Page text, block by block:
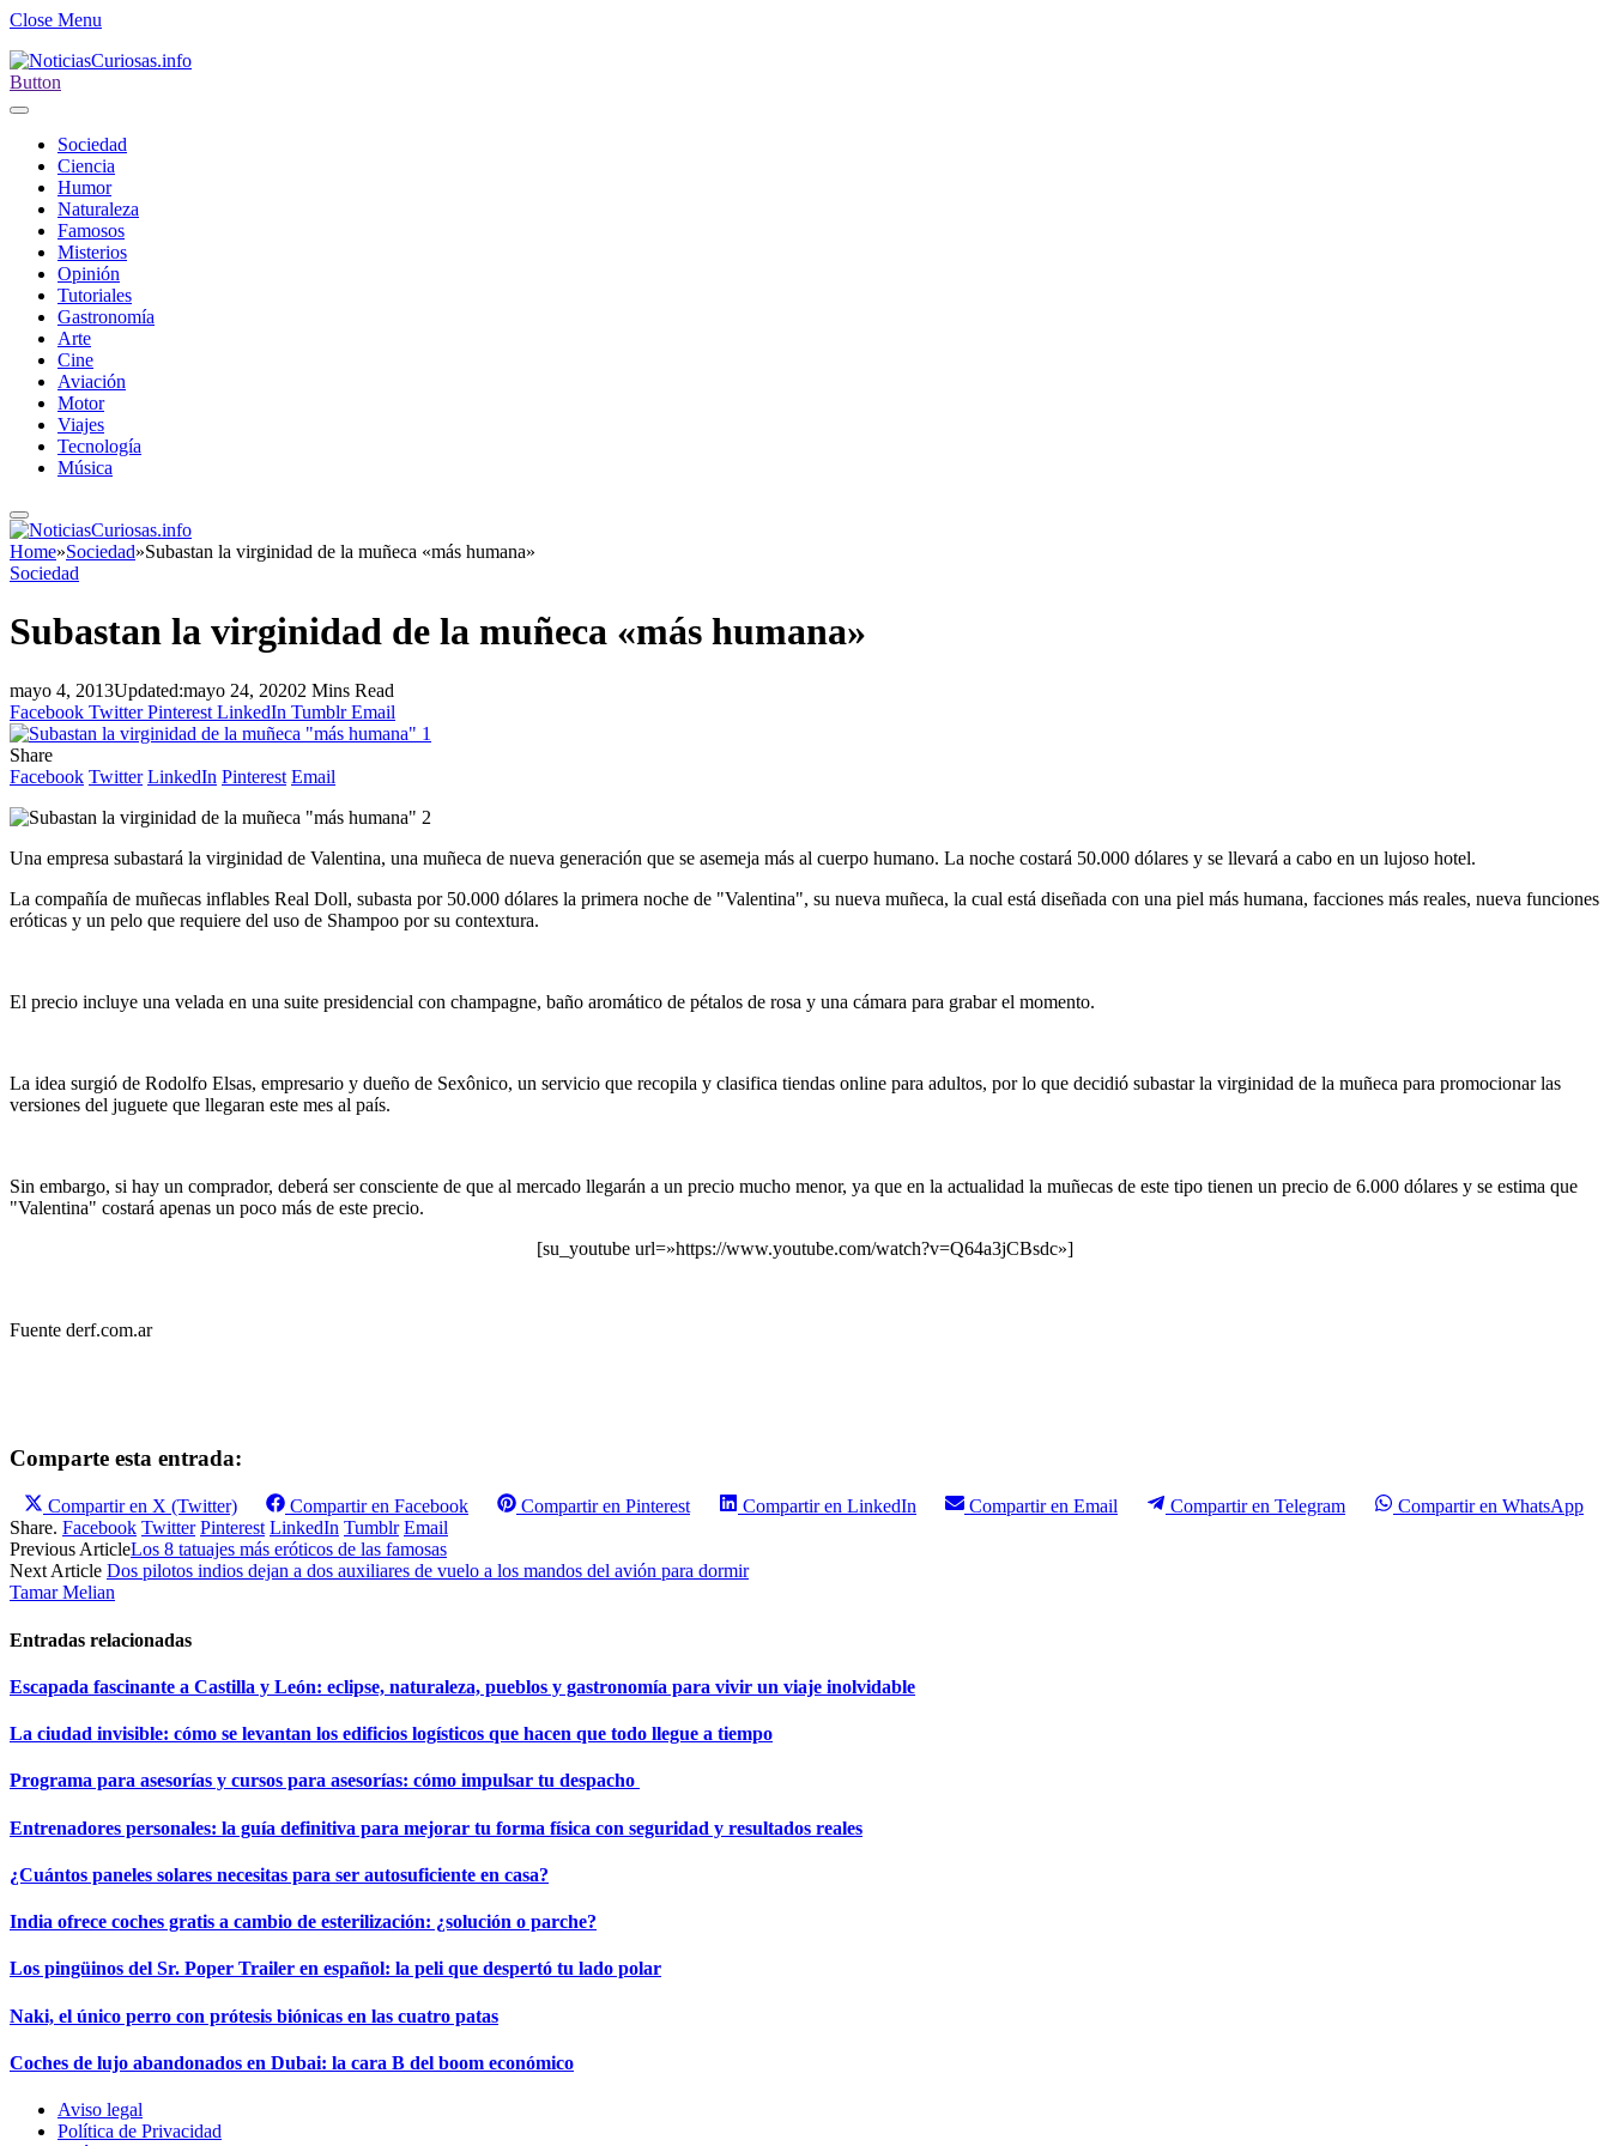
Close Menu
Button
Sociedad
Ciencia
Humor
Naturaleza
Famosos
Misterios
Opinión
Tutoriales
Gastronomía
Arte
Cine
Aviación
Motor
Viajes
Tecnología
Música
Home»Sociedad»Subastan la virginidad de la muñeca «más humana»
Sociedad
Subastan la virginidad de la muñeca «más humana»
mayo 4, 2013Updated:mayo 24, 20202 Mins Read
Facebook Twitter Pinterest LinkedIn Tumblr Email
Share
Facebook Twitter LinkedIn Pinterest Email
Una empresa subastará la virginidad de Valentina, una muñeca de nueva generación que se asemeja más al cuerpo humano. La noche costará 50.000 dólares y se llevará a cabo en un lujoso hotel.
La compañía de muñecas inflables Real Doll, subasta por 50.000 dólares la primera noche de "Valentina", su nueva muñeca, la cual está diseñada con una piel más humana, facciones más reales, nueva funciones
eróticas y un pelo que requiere del uso de Shampoo por su contextura.
El precio incluye una velada en una suite presidencial con champagne, baño aromático de pétalos de rosa y una cámara para grabar el momento.
La idea surgió de Rodolfo Elsas, empresario y dueño de Sexônico, un servicio que recopila y clasifica tiendas online para adultos, por lo que decidió subastar la virginidad de la muñeca para promocionar las
versiones del juguete que llegaran este mes al país.
Sin embargo, si hay un comprador, deberá ser consciente de que al mercado llegarán a un precio mucho menor, ya que en la actualidad la muñecas de este tipo tienen un precio de 6.000 dólares y se estima que
"Valentina" costará apenas un poco más de este precio.
[su_youtube url=»https://www.youtube.com/watch?v=Q64a3jCBsdc»]
Fuente derf.com.ar
Comparte esta entrada:
Compartir en X (Twitter) Compartir en Facebook Compartir en Pinterest Compartir en LinkedIn Compartir en Email Compartir en Telegram Compartir en WhatsApp
Share. Facebook Twitter Pinterest LinkedIn Tumblr Email
Previous ArticleLos 8 tatuajes más eróticos de las famosas
Next Article Dos pilotos indios dejan a dos auxiliares de vuelo a los mandos del avión para dormir
Tamar Melian
Entradas relacionadas
Escapada fascinante a Castilla y León: eclipse, naturaleza, pueblos y gastronomía para vivir un viaje inolvidable
La ciudad invisible: cómo se levantan los edificios logísticos que hacen que todo llegue a tiempo
Programa para asesorías y cursos para asesorías: cómo impulsar tu despacho
Entrenadores personales: la guía definitiva para mejorar tu forma física con seguridad y resultados reales
¿Cuántos paneles solares necesitas para ser autosuficiente en casa?
India ofrece coches gratis a cambio de esterilización: ¿solución o parche?
Los pingüinos del Sr. Poper Trailer en español: la peli que despertó tu lado polar
Naki, el único perro con prótesis biónicas en las cuatro patas
Coches de lujo abandonados en Dubai: la cara B del boom económico
Aviso legal
Política de Privacidad